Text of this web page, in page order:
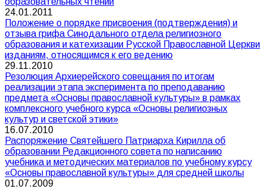
24.01.2011
Положение о порядке присвоения (подтверждения) и
отзыва грифа Синодального отдела религиозного
образования и катехизации Русской Православной Церкви
изданиям, относящимся к его ведению
29.11.2010
Резолюция Архиерейского совещания по итогам
реализации этапа эксперимента по преподаванию
предмета «Основы православной культуры» в рамках
комплексного учебного курса «Основы религиозных
культур и светской этики»
16.07.2010
Распоряжение Святейшего Патриарха Кирилла об
образовании Редакционного совета по написанию
учебника и методических материалов по учебному курсу
«Основы православной культуры» для средней школы
01.07.2009